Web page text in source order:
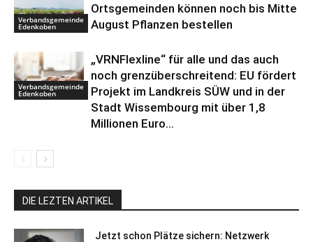
Verbandsgemeinde
Edenkoben
Ortsgemeinden können noch bis Mitte
August Pflanzen bestellen
Verbandsgemeinde
Edenkoben
„VRNFlexline“ für alle und das auch
noch grenzüberschreitend: EU fördert
Projekt im Landkreis SÜW und in der
Stadt Wissembourg mit über 1,8
Millionen Euro...
DIE LEZTEN ARTIKEL
Jetzt schon Plätze sichern: Netzwerk